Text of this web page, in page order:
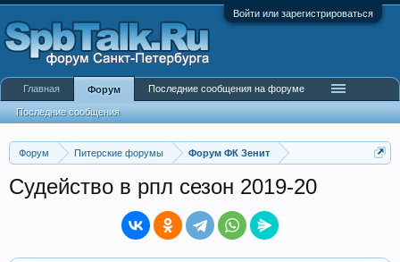
Войти или зарегистрироваться
Форум Питерские форумы Форум ФК Зенит
Судейство в рпл сезон 2019-20
Главная Форум
Последние сообщения
Последние сообщения на форуме